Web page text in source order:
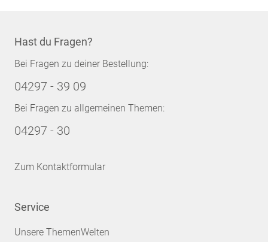
Hast du Fragen?
Bei Fragen zu deiner Bestellung:
04297 - 39 09
Bei Fragen zu allgemeinen Themen:
04297 - 30
Zum Kontaktformular
Service
Unsere ThemenWelten